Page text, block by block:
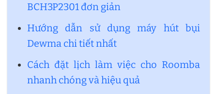
BCH3P2301 đơn giản
Hướng dẫn sử dụng máy hút bụi
Dewma chi tiết nhất
Cách đặt lịch làm việc cho Roomba
nhanh chóng và hiệu quả